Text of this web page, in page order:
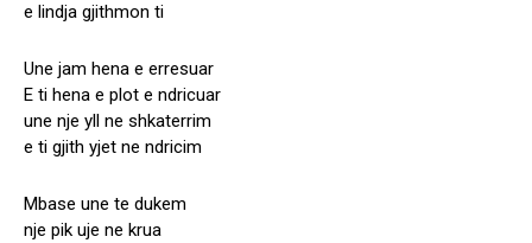
e lindja gjithmon ti
Une jam hena e erresuar
E ti hena e plot e ndricuar
une nje yll ne shkaterrim
e ti gjith yjet ne ndricim
Mbase une te dukem
nje pik uje ne krua